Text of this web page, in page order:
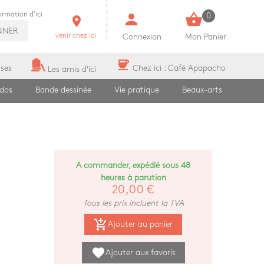
d'ici room
venir chez ici
person
Connexion
shopping_basket 0
Mon Panier
Les amis d'ici coffee Chez ici : Café Apapacho
Bande dessinée Vie pratique Beaux-arts
A commander, expédié sous 48
heures à parution
20,00 €
Tous les prix incluent la TVA
add_shopping_cart Ajouter au panier
favoriteAjouter aux favoris